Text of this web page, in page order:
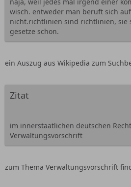
wisch. entweder man beruft sich
nicht.richtlinien sind richtlinien, sie
gesetze schon.
ein Auszug aus Wikipedia zum
Zitat
im innerstaatlichen deutschen
Verwaltungsvorschrift
zum Thema Verwaltungsvorschrift